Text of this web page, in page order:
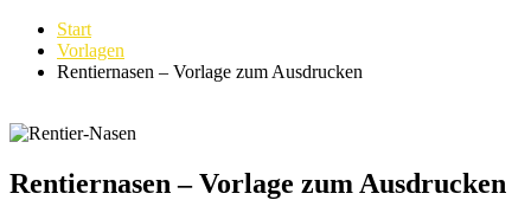
Start
Vorlagen
Rentiernasen – Vorlage zum Ausdrucken
Rentiernasen – Vorlage zum Ausdrucken